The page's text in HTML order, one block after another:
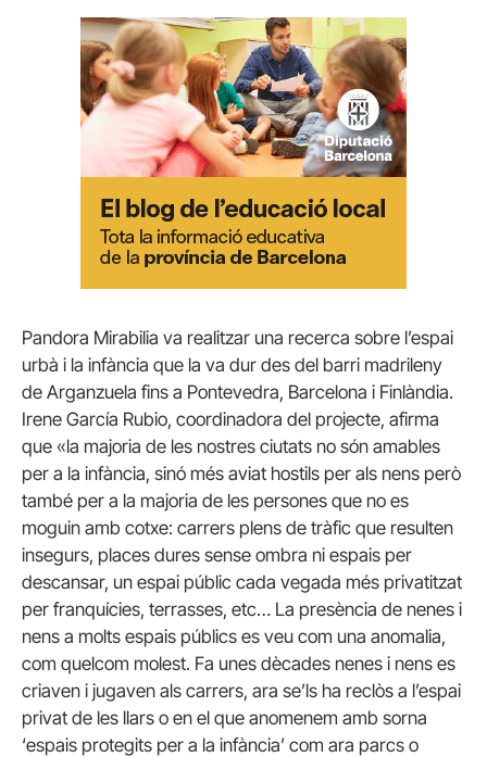
Pandora Mirabilia va realitzar una recerca sobre l’espai
urbà i la infància que la va dur des del barri madrileny
de Arganzuela fins a Pontevedra, Barcelona i Finlàndia.
Irene García Rubio, coordinadora del projecte, afirma
que «la majoria de les nostres ciutats no són amables
per a la infància, sinó més aviat hostils per als nens però
també per a la majoria de les persones que no es
moguin amb cotxe: carrers plens de tràfic que resulten
insegurs, places dures sense ombra ni espais per
descansar, un espai públic cada vegada més privatitzat
per franquícies, terrasses, etc… La presència de nenes i
nens a molts espais públics es veu com una anomalia,
com quelcom molest. Fa unes dècades nenes i nens es
criaven i jugaven als carrers, ara se’ls ha reclòs a l’espai
privat de les llars o en el que anomenem amb sorna
‘espais protegits per a la infància’ com ara parcs o